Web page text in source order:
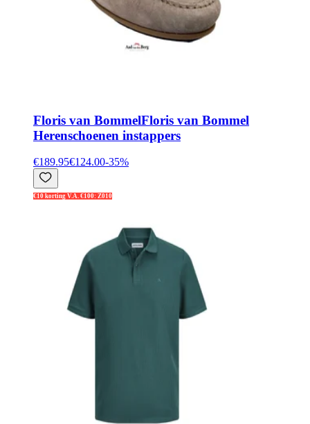
Floris van BommelFloris van Bommel
Herenschoenen instappers
€189.95€124.00-35%
€10 korting V.A. €100: Z010